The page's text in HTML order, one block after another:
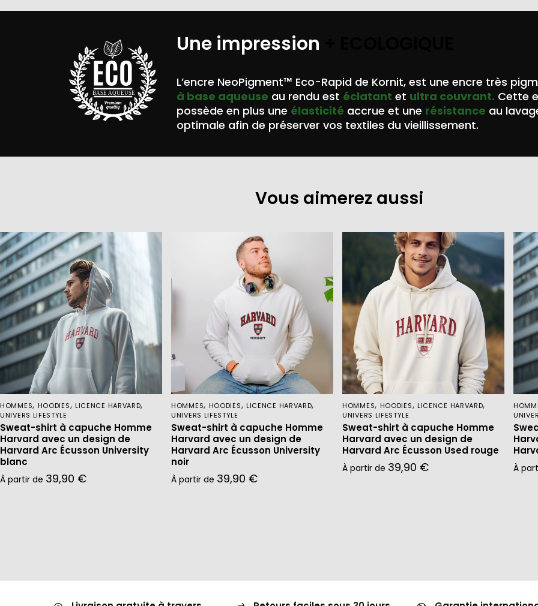
BASE AQUEUSE
Une impression
L’encre NeoPigment™ Eco-Rapid de Kornit, est une encre très
à base aqueuse au rendu est éclatant et ultra couvrant. Cette
possède en plus une élasticité accrue et une résistance au
optimale afin de préserver vos textiles du vieillissement.
Vous aimerez aussi
HOMMES, HOODIES, LICENCE HARVARD,
UNIVERS LIFESTYLE
Sweat-shirt à capuche Homme
Harvard avec un design de
Harvard Arc Écusson University
blanc
À partir de 39,90 €
HOMMES, HOODIES, LICENCE HARVARD,
UNIVERS LIFESTYLE
Sweat-shirt à capuche Homme
Harvard avec un design de
Harvard Arc Écusson University
noir
À partir de 39,90 €
HOMMES, HOODIES, LICENCE HARVARD,
UNIVERS LIFESTYLE
Sweat-shirt à capuche Homme
Harvard avec un design de
Harvard Arc Écusson Used rouge
À partir de 39,90 € À